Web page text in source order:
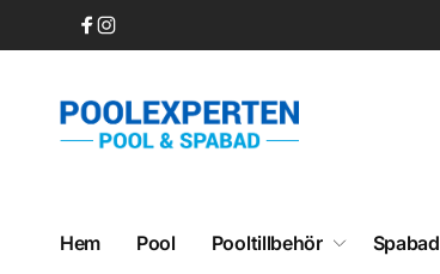
innehåll
Facebook
Instagram
Hem Pool Pooltillbehör Spabad